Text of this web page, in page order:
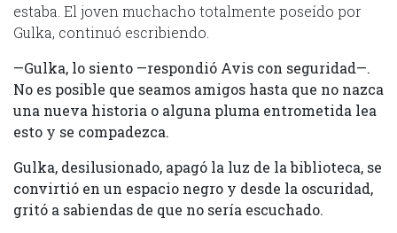
estaba. El joven muchacho totalmente poseído por
Gulka, continuó escribiendo.
—Gulka, lo siento —respondió Avis con seguridad—.
No es posible que seamos amigos hasta que no nazca
una nueva historia o alguna pluma entrometida lea
esto y se compadezca.
Gulka, desilusionado, apagó la luz de la biblioteca, se
convirtió en un espacio negro y desde la oscuridad,
gritó a sabiendas de que no sería escuchado.